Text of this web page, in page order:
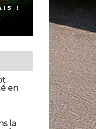
en
la